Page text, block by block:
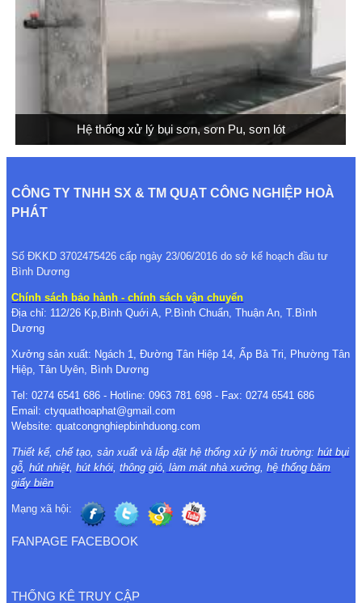
Hệ thống xử lý bụi sơn, sơn Pu, sơn lót
CÔNG TY TNHH SX & TM QUẠT CÔNG NGHIỆP HOÀ
PHÁT
Số ĐKKD 3702475426 cấp ngày 23/06/2016 do sở kế hoạch đầu tư
Bình Dương
Chính sách bảo hành - chính sách vận chuyển
Địa chỉ: 112/26 Kp,Bình Quới A, P.Bình Chuẩn, Thuận An, T.Bình
Dương
Xưởng sản xuất: Ngách 1, Đường Tân Hiệp 14, Ấp Bà Tri, Phường Tân
Hiệp, Tân Uyên, Bình Dương
Tel: 0274 6541 686 - Hotline: 0963 781 698 - Fax: 0274 6541 686
Email: ctyquathoaphat@gmail.com
Website: quatcongnghiepbinhduong.com
Thiết kế, chế tạo, sản xuất và lắp đặt hệ thống xử lý môi trường:hút bụi
gỗ,hút nhiệt,hút khói,thông gió, làm mát nhà xưởng,hệ thống băm
giấy biên
Mạng xã hội:
FANPAGE FACEBOOK
THỐNG KÊ TRUY CẬP